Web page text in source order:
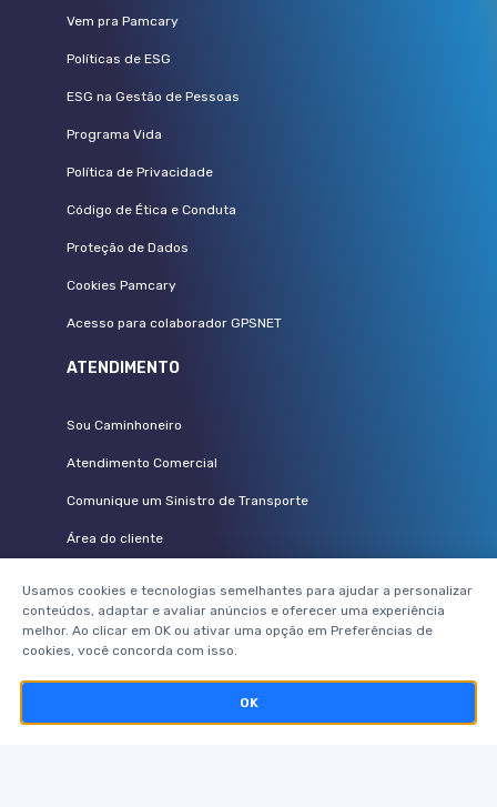
Vem pra Pamcary
Políticas de ESG
ESG na Gestão de Pessoas
Programa Vida
Política de Privacidade
Código de Ética e Conduta
Proteção de Dados
Cookies Pamcary
Acesso para colaborador GPSNET
ATENDIMENTO
Sou Caminhoneiro
Atendimento Comercial
Comunique um Sinistro de Transporte
Área do cliente
PARCEIROS
Seguradoras
Usamos cookies e tecnologias semelhantes para ajudar a personalizar
conteúdos, adaptar e avaliar anúncios e oferecer uma experiência
melhor. Ao clicar em OK ou ativar uma opção em Preferências de
cookies, você concorda com isso.
OK